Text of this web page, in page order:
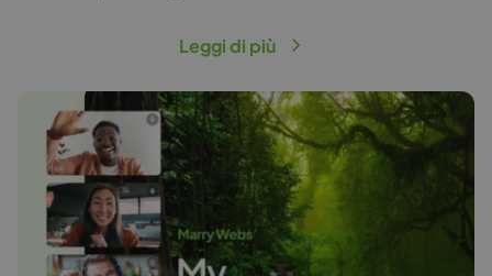
Leggi di più